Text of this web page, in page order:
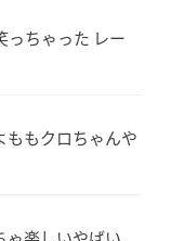
っちゃった レー
ももクロちゃんや